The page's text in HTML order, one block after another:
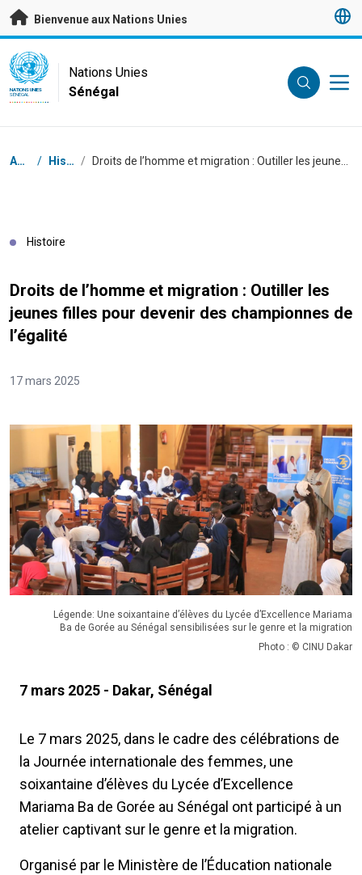
Passer au contenu principal
Bienvenue aux Nations Unies
UN Logo
NATIONS UNIES
SÉNÉGAL
Nations Unies
Sénégal
Fil d'Ariane
Accueil / Histoires /
Histoire
Droits de l’homme et migration : Outiller les
jeunes filles pour devenir des championnes de
l’égalité
17 mars 2025
Légende: Une soixantaine d’élèves du Lycée d’Excellence Mariama
Ba de Gorée au Sénégal sensibilisées sur le genre et la migration
Photo : © CINU Dakar
7 mars 2025 - Dakar, Sénégal
Le 7 mars 2025, dans le cadre des célébrations de
la Journée internationale des femmes, une
soixantaine d’élèves du Lycée d’Excellence
Mariama Ba de Gorée au Sénégal ont participé à un
atelier captivant sur le genre et la migration.
Organisé par le Ministère de l’Éducation nationale